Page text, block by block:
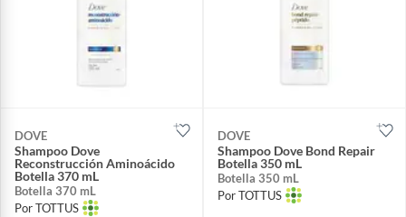
DOVE
Shampoo Dove
Reconstrucción Aminoácido
Botella 370 mL
Botella 370 mL
Por TOTTUS
DOVE
Shampoo Dove Bond Repair
Botella 350 mL
Botella 350 mL
Por TOTTUS